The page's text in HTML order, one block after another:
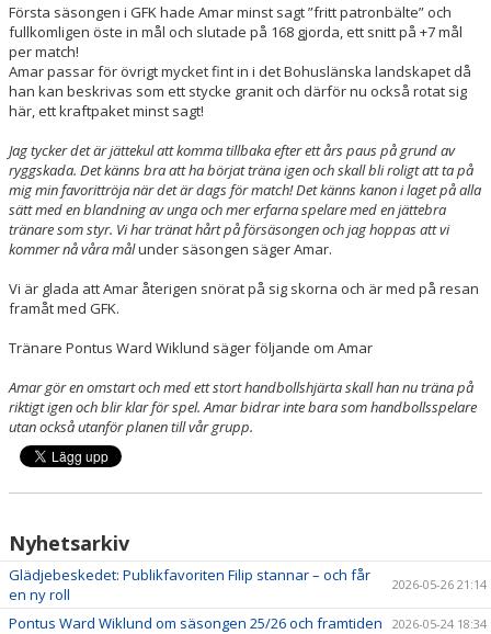
Första säsongen i GFK hade Amar minst sagt ”fritt patronbälte” och
fullkomligen öste in mål och slutade på 168 gjorda, ett snitt på +7 mål
per match!
Amar passar för övrigt mycket fint in i det Bohuslänska landskapet då
han kan beskrivas som ett stycke granit och därför nu också rotat sig
här, ett kraftpaket minst sagt!
Jag tycker det är jättekul att komma tillbaka efter ett års paus på grund av
ryggskada. Det känns bra att ha börjat träna igen och skall bli roligt att ta på
mig min favorittröja när det är dags för match! Det känns kanon i laget på alla
sätt med en blandning av unga och mer erfarna spelare med en jättebra
tränare som styr. Vi har tränat hårt på försäsongen och jag hoppas att vi
kommer nå våra målunder säsongen säger Amar.
Vi är glada att Amar återigen snörat på sig skorna och är med på resan
framåt med GFK.
Tränare Pontus Ward Wiklund säger följande om Amar
Amar gör en omstart och med ett stort handbollshjärta skall han nu träna på
riktigt igen och blir klar för spel. Amar bidrar inte bara som handbollsspelare
utan också utanför planen till vår grupp.
Nyhetsarkiv
Glädjebeskedet: Publikfavoriten Filip stannar – och får
en ny roll
2026-05-26 21:14
Pontus Ward Wiklund om säsongen 25/26 och framtiden 2026-05-24 18:34